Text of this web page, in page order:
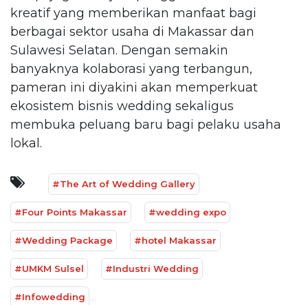
kreatif yang memberikan manfaat bagi
berbagai sektor usaha di Makassar dan
Sulawesi Selatan. Dengan semakin
banyaknya kolaborasi yang terbangun,
pameran ini diyakini akan memperkuat
ekosistem bisnis wedding sekaligus
membuka peluang baru bagi pelaku usaha
lokal.
#The Art of Wedding Gallery
#Four Points Makassar #wedding expo
#Wedding Package #hotel Makassar
#UMKM Sulsel #Industri Wedding
#Infowedding